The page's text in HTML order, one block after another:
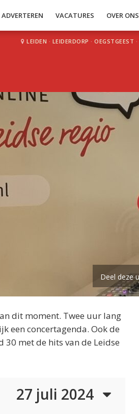
ADVERTEREN VACATURES OVER ONS
LEIDEN · LEIDERDORP · OEGSTGEEST ·
Deel deze
dit moment. Twee uur lang
een concertagenda. Ook de
met de hits van de Leidse
27 juli 2024